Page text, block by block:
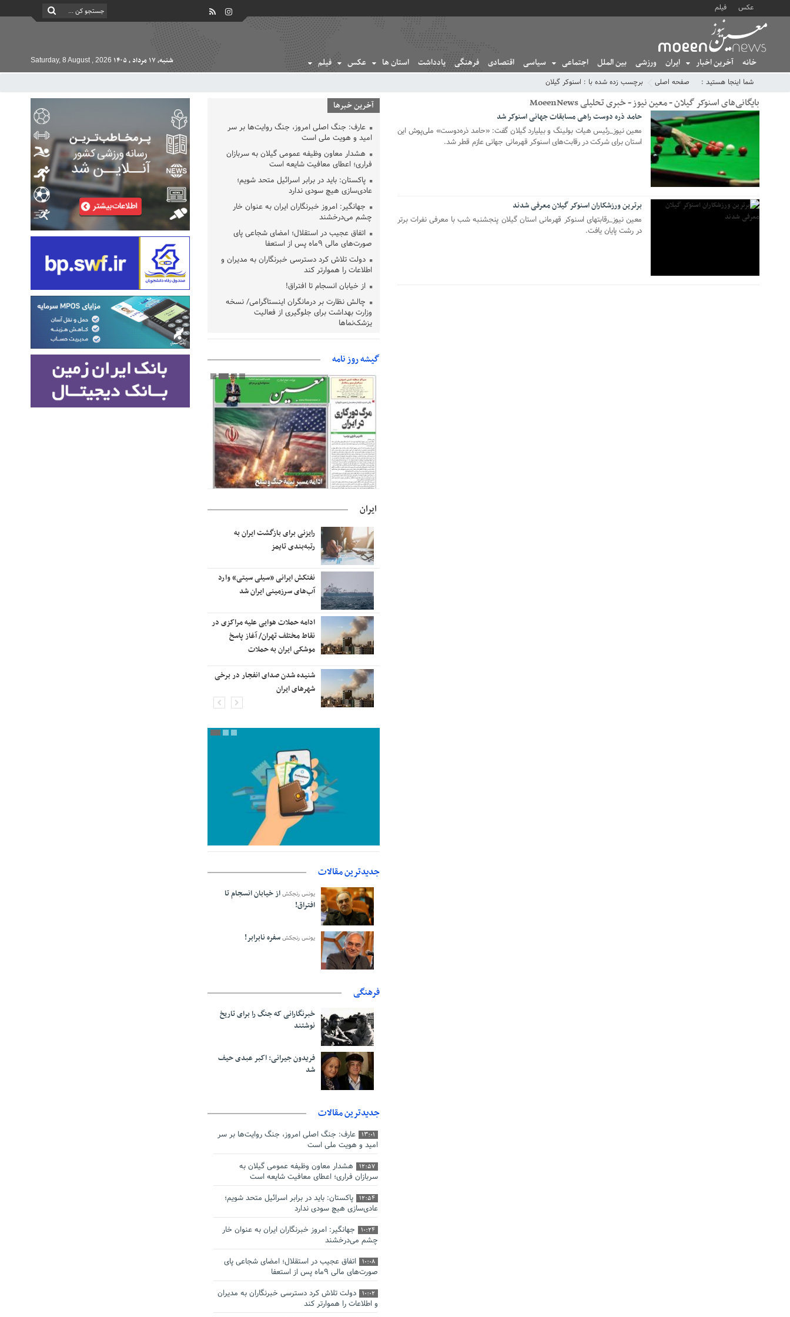
عکس فیلم
خانه آخرین اخبار ایران ورزشی بین الملل اجتماعی سیاسی اقتصادی فرهنگی یادداشت استان ها عکس فیلم شنبه, ۱۷ مرداد , ۱۴۰۵ Saturday, 8 August , 2026
شما اینجا هستید : صفحه اصلی برچسب زده شده با : اسنوکر گیلان
بایگانی‌های اسنوکر گیلان - معین نیوز - خبری تحلیلی MoeenNews
حامد ذره دوست راهی مسابقات جهانی اسنوکر شد
معین نیوز_رئیس هیات بولینگ و بیلیارد گیلان گفت: «حامد ذره‌دوست» ملی‌پوش این
استان برای شرکت در رقابت‌های اسنوکر قهرمانی جهانی عازم قطر شد.
برترین ورزشکاران اسنوکر گیلان معرفی شدند
معین نیوز_رقابتهای اسنوکر قهرمانی استان گیلان پنجشنبه شب با معرفی نفرات برتر
در رشت پایان یافت.
آخرین خبرها
عارف: جنگ اصلی امروز، جنگ روایت‌ها بر سر
امید و هویت ملی است
هشدار معاون وظیفه عمومی گیلان به سربازان
فراری؛ اعطای معافیت شایعه است
پاکستان: باید در برابر اسرائیل متحد شویم؛
عادی‌سازی هیچ سودی ندارد
جهانگیر: امروز خبرنگاران ایران به عنوان خار
چشم می‌درخشند
اتفاق عجیب در استقلال؛ امضای شجاعی پای
صورت‌های مالی ٩ماه پس از استعفا
دولت تلاش کرد دسترسی خبرنگاران به مدیران و
اطلاعات را هموارتر کند
از خیابان انسجام تا افتراق!
چالش نظارت بر درمانگران اینستاگرامی/ نسخه
وزارت بهداشت برای جلوگیری از فعالیت
پزشک‌نماها
پشتیبانی از زنجیره ارزش بادام زمینی در اولویت
سیاست‌های حمایتی گیلان است
بخش دوم گفت‌وگوی پزشکیان با مردم امشب
پخش می‌شود
جزئیات فعال‌سازی «کیف پول ایران» اعلام شد
حمایت از مرزنشینان نباید به زیان تولید باشد/
مواد اولیه با کولبری وارد شود
شایعه «معافیت سربازان فراری» تکذیب شد
امیر اکرمی‌نیا: ارتش کاملاً آماده است
گیشه روز نامه
ایران
رایزنی برای بازگشت ایران به
رتبه‌بندی تایمز
نفتکش ایرانی «سیلی سیتی» وارد
آب‌های سرزمینی ایران شد
ادامه حملات هوایی علیه مراکزی در
نقاط مختلف تهران/ آغاز پاسخ
موشکی ایران به حملات
شنیده شدن صدای انفجار در برخی
شهرهای ایران
 
جزئیات فعال‌سازی «کیف پول ایران» اعلام شد
جدیدترین مقالات
یونس رنجکشاز خیابان انسجام تا
افتراق!
یونس رنجکشسفره نابرابر!
فرهنگی
خبرنگارانی که جنگ را برای تاریخ
نوشتند
فریدون جیرانی: اکبر عبدی حیف
شد
جدیدترین مقالات
13:01
عارف: جنگ اصلی امروز، جنگ روایت‌ها بر سر
امید و هویت ملی است
12:57
هشدار معاون وظیفه عمومی گیلان به
سربازان فراری؛ اعطای معافیت شایعه است
12:54
پاکستان: باید در برابر اسرائیل متحد شویم؛
عادی‌سازی هیچ سودی ندارد
10:24
جهانگیر: امروز خبرنگاران ایران به عنوان خار
چشم می‌درخشند
10:08
اتفاق عجیب در استقلال؛ امضای شجاعی پای
صورت‌های مالی ٩ماه پس از استعفا
10:02
دولت تلاش کرد دسترسی خبرنگاران به مدیران
و اطلاعات را هموارتر کند